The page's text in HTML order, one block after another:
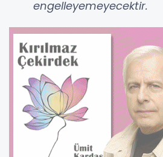
engelleyemeyecektir.